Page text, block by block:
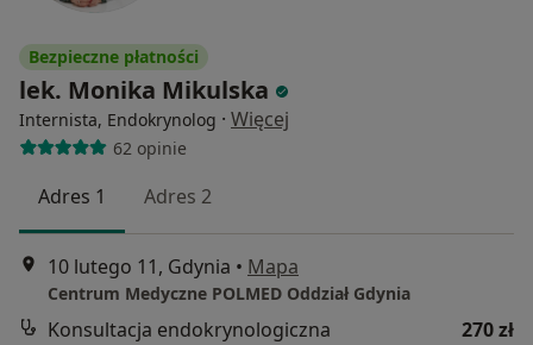
Bezpieczne płatności
lek. Monika Mikulska
Internista, Endokrynolog · Więcej
62 opinie
Adres 1 Adres 2
10 lutego 11, Gdynia • Mapa
Centrum Medyczne POLMED Oddział Gdynia
Konsultacja endokrynologiczna
270 zł